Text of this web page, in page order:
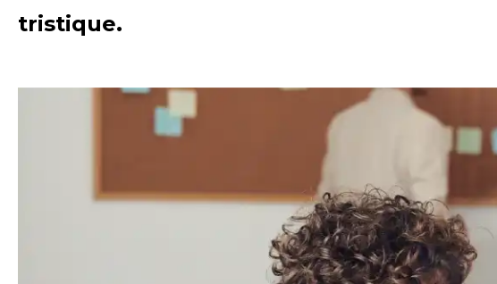
tristique.